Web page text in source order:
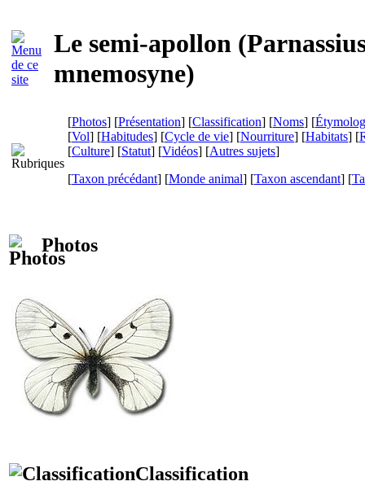
Le semi-apollon (
mnemosyne)
[Photos] [Présentation] [Classification] [Noms] [
[Vol] [Habitudes] [Cycle de vie] [Nourriture] [Habitats] [
[Culture] [Statut] [Vidéos] [Autres sujets]
[Taxon précédant] [Monde animal] [Taxon ascendant] [
Photos
Classification